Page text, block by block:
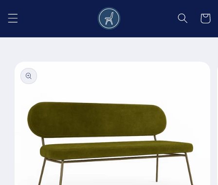
conținut
Coș
informațiile
despre
produs